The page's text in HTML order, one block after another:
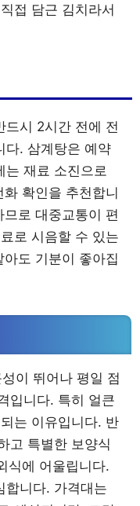
접 담근 김치라서
드시 2시간 전에 전
. 삼계탕은 예약
는 재료 소진으로
확인을 추천합니
로 대중교통이 편
로 시음할 수 있는
도 기분이 좋아집
이 뛰어나 평일 점
입니다. 특히 얼큰
는 이유입니다. 반
고 특별한 보양식
식에 어울립니다.
합니다. 가격대는